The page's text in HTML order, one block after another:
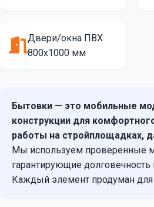
Двери/окна ПВХ
800х1000 мм
Бытовки — это мобильные
конструкции для
работы на стройплощадках,
Мы используем проверенные
гарантирующие долговечность
Каждый элемент продуман для